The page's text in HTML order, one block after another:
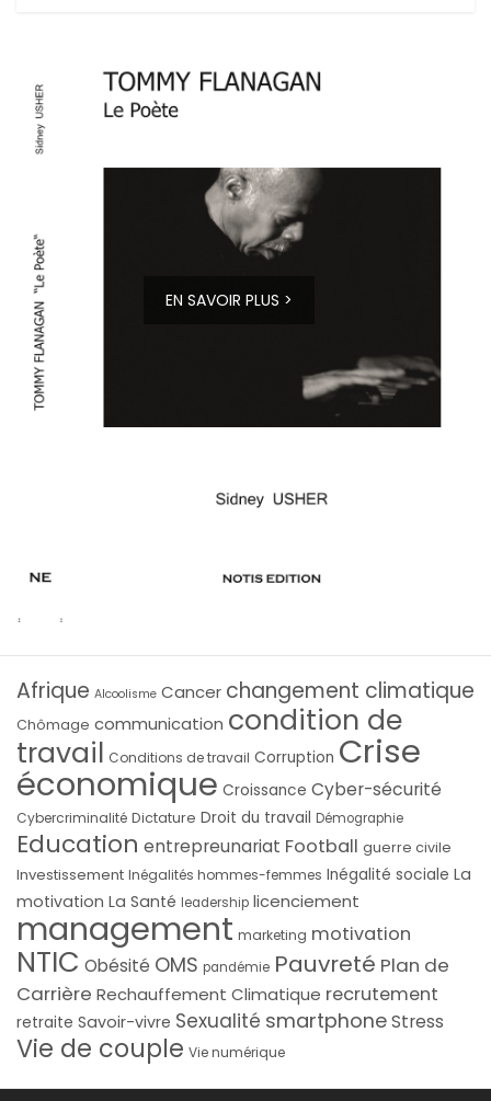
EN SAVOIR PLUS >
Afrique Alcoolisme Cancer changement climatique
Chômage communication condition de
travail Conditions de travail Corruption Crise
économique Croissance Cyber-sécurité
Cybercriminalité Dictature Droit du travail Démographie
Education entrepreunariat Football guerre civile
Investissement Inégalités hommes-femmes Inégalité sociale La
motivation La Santé leadership licenciement
management marketing motivation
NTIC Obésité OMS pandémie Pauvreté Plan de
Carrière Rechauffement Climatique recrutement
retraite Savoir-vivre Sexualité smartphoneStress
Vie de couple Vie numérique